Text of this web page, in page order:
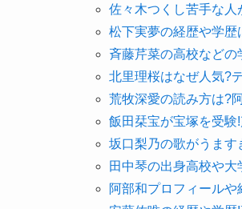
佐々木つくし苦手な
松下実夢の経歴や学
斉藤芹菜の高校などの
北里理桜はなぜ人気?
荒牧深愛の読み方は?
飯田栞宝が宝塚を受
坂口梨乃の歌がうま
田中琴の出身高校や
阿部和プロフィール